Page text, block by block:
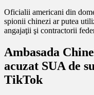
Oficialii americani din
spionii chinezi ar putea
angajaţii şi contractorii
Ambasada
acuzat SUA de
TikTok